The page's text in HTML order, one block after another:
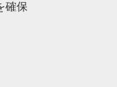
確保